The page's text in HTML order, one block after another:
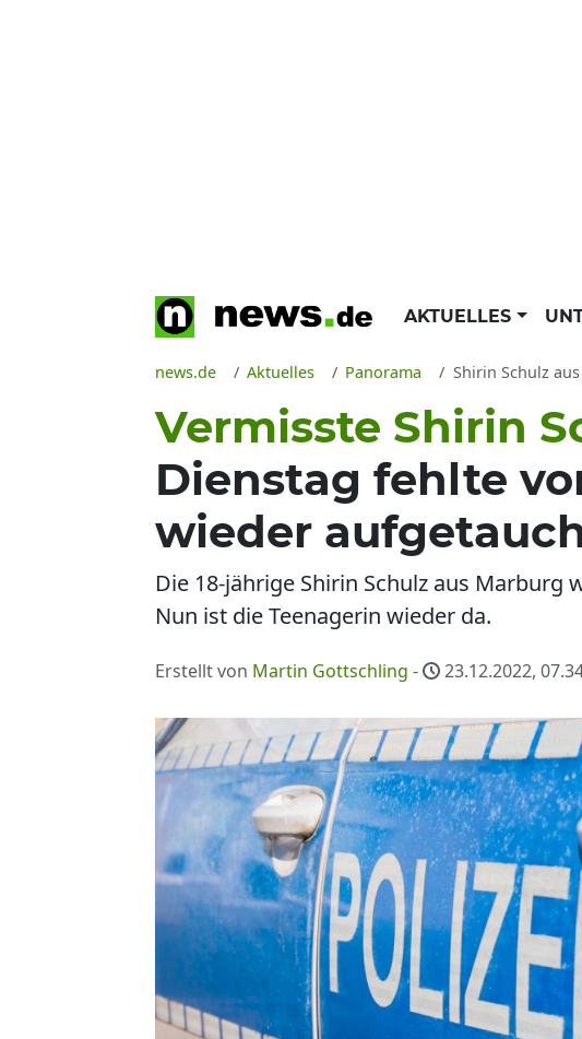
AKTUELLES
news.de Aktuelles Panorama Shirin Schulz aus
Vermisste Shirin
Dienstag fehlte
wieder
Die 18-jährige Shirin Schulz aus Marburg
Nun ist die Teenagerin wieder da.
Erstellt von Martin Gottschling - 23.12.2022,